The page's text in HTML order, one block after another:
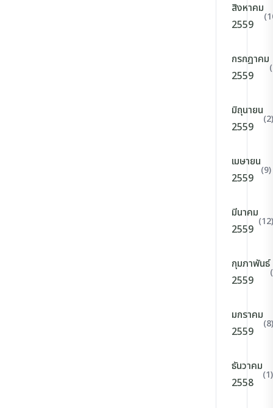
สิงหาคม
2559
กรกฎาคม
2559
มิถุนายน
2559
(2)
เมษายน
2559
(9)
มีนาคม
2559
(12)
กุมภาพันธ์
2559
มกราคม
2559
(8)
ธันวาคม
2558
(1)